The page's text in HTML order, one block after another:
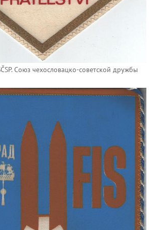
Союз чехословацко-советской дружбы